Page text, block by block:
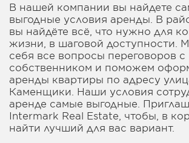
В нашей компании вы найдете
выгодные условия аренды. В
вы найдёте всё, что нужно для
жизни, в шаговой доступности.
себя все вопросы переговоров с
собственником и поможем
аренды квартиры по адресу
Каменщики. Наши условия
аренде самые выгодные.
Intermark Real Estate, чтобы, в
найти лучший для вас вариант.